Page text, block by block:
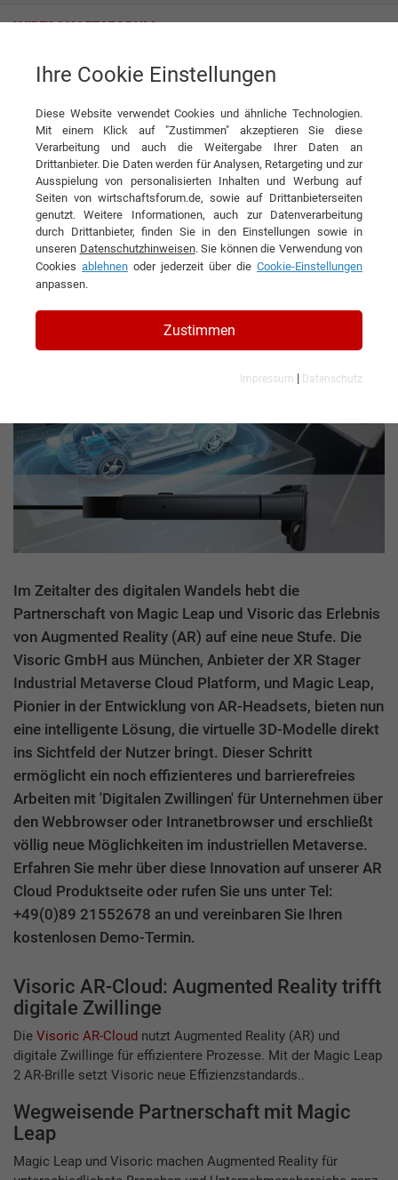
ins Sichtfeld
News VISORIC GmbH
DIESEN ARTIKEL EMPFEHLEN
Visoric AR-Cloud und Magic Leap
bringen Virtuelle 3D Produkte
direkt ins Sichtfeld
Im Zeitalter des digitalen Wandels hebt die
Partnerschaft von Magic Leap und Visoric das Erlebnis
von Augmented Reality (AR) auf eine neue Stufe. Die
Visoric GmbH aus München, Anbieter der XR Stager
Industrial Metaverse Cloud Platform, und Magic Leap,
Pionier in der Entwicklung von AR-Headsets, bieten nun
eine intelligente Lösung, die virtuelle 3D-Modelle direkt
ins Sichtfeld der Nutzer bringt. Dieser Schritt
ermöglicht ein noch effizienteres und barrierefreies
Arbeiten mit 'Digitalen Zwillingen' für Unternehmen über
den Webbrowser oder Intranetbrowser und erschließt
völlig neue Möglichkeiten im industriellen Metaverse.
Erfahren Sie mehr über diese Innovation auf unserer AR
Cloud Produktseite oder rufen Sie uns unter Tel:
+49(0)89 21552678 an und vereinbaren Sie Ihren
kostenlosen Demo-Termin.
Visoric AR-Cloud: Augmented Reality trifft
digitale Zwillinge
Die Visoric AR-Cloud nutzt Augmented Reality (AR) und
digitale Zwillinge für effizientere Prozesse. Mit der Magic Leap
2 AR-Brille setzt Visoric neue Effizienzstandards..
Wegweisende Partnerschaft mit Magic
Leap
Magic Leap und Visoric machen Augmented Reality für
Ihre Cookie Einstellungen
Diese Website verwendet Cookies und ähnliche Technologien.
Mit einem Klick auf "Zustimmen" akzeptieren Sie diese
Verarbeitung und auch die Weitergabe Ihrer Daten an
Drittanbieter. Die Daten werden für Analysen, Retargeting und zur
Ausspielung von personalisierten Inhalten und Werbung auf
Seiten von wirtschaftsforum.de, sowie auf Drittanbieterseiten
genutzt. Weitere Informationen, auch zur Datenverarbeitung
durch Drittanbieter, finden Sie in den Einstellungen sowie in
unseren Datenschutzhinweisen. Sie können die Verwendung von
Cookies ablehnen oder jederzeit über die Cookie-Einstellungen
anpassen.
Zustimmen
Impressum | Datenschutz